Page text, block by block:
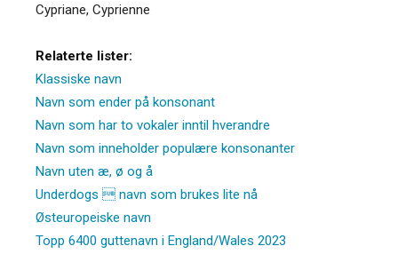
Cypriane, Cyprienne
Relaterte lister:
Klassiske navn
Navn som ender på konsonant
Navn som har to vokaler inntil hverandre
Navn som inneholder populære konsonanter
Navn uten æ, ø og å
Underdogs  navn som brukes lite nå
Østeuropeiske navn
Topp 6400 guttenavn i England/Wales 2023